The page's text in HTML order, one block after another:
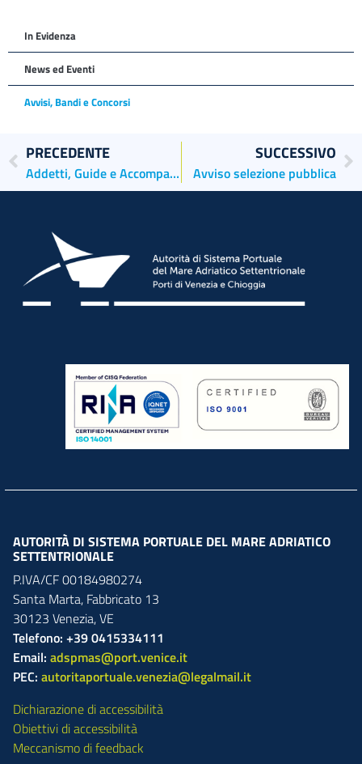
In Evidenza
News ed Eventi
Avvisi, Bandi e Concorsi
PRECEDENTE
Addetti, Guide e Accompagnatori
SUCCESSIVO
Avviso selezione pubblica
AUTORITÀ DI SISTEMA PORTUALE DEL MARE ADRIATICO
SETTENTRIONALE
P.IVA/CF 00184980274
Santa Marta, Fabbricato 13
30123 Venezia,VE
Telefono: +39 0415334111
Email: adspmas@port.venice.it
PEC: autoritaportuale.venezia@legalmail.it
Dichiarazione di accessibilità
Obiettivi di accessibilità
Meccanismo di feedback